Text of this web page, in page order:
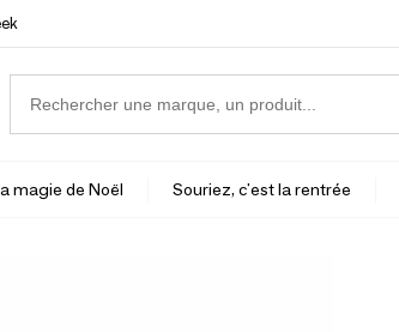
magie de Noël Souriez, c'est la rentrée